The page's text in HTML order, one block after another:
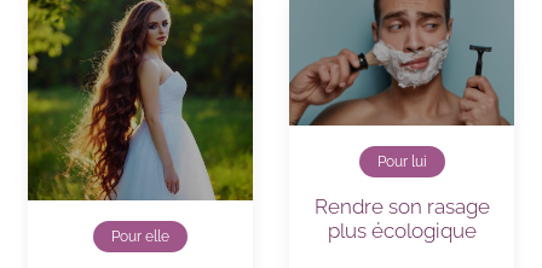
Pour elle
Pour lui
Rendre son rasage
plus écologique